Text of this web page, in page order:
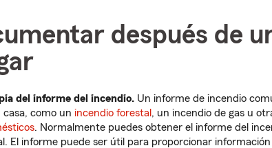
después de
del informe del incendio. Un informe de incendio
como un incendio forestal , un incendio de gas u
. Normalmente puedes obtener el informe del
El informe puede ser útil para proporcionar